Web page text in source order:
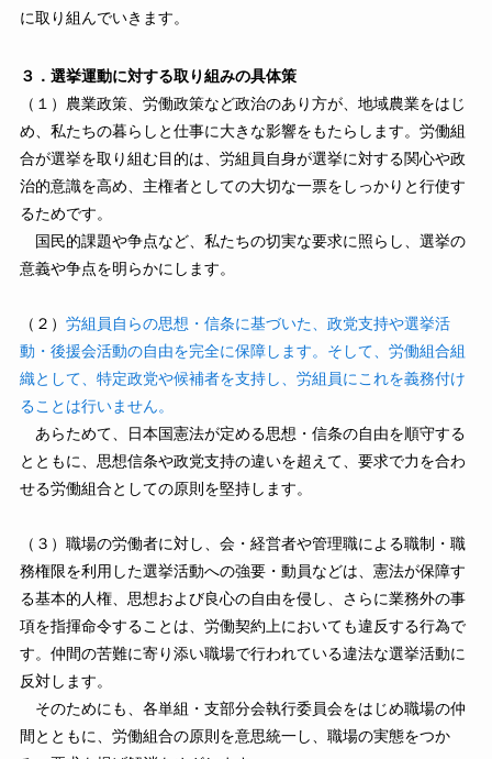
に取り組んでいきます。
３．選挙運動に対する取り組みの具体策
（１）農業政策、労働政策など政治のあり方が、地域農業をはじ
め、私たちの暮らしと仕事に大きな影響をもたらします。労働組
合が選挙を取り組む目的は、労組員自身が選挙に対する関心や政
治的意識を高め、主権者としての大切な一票をしっかりと行使す
るためです。
国民的課題や争点など、私たちの切実な要求に照らし、選挙の
意義や争点を明らかにします。
（２） 労組員自らの思想・信条に基づいた、政党支持や選挙活
動・後援会活動の自由を完全に保障します。そして、労働組合組
織として、特定政党や候補者を支持し、労組員にこれを義務付け
ることは行いません。
あらためて、日本国憲法が定める思想・信条の自由を順守する
とともに、思想信条や政党支持の違いを超えて、要求で力を合わ
せる労働組合としての原則を堅持します。
（３）職場の労働者に対し、会・経営者や管理職による職制・職
務権限を利用した選挙活動への強要・動員などは、憲法が保障す
る基本的人権、思想および良心の自由を侵し、さらに業務外の事
項を指揮命令することは、労働契約上においても違反する行為で
す。仲間の苦難に寄り添い職場で行われている違法な選挙活動に
反対します。
そのためにも、各単組・支部分会執行委員会をはじめ職場の仲
間とともに、労働組合の原則を意思統一し、職場の実態をつか